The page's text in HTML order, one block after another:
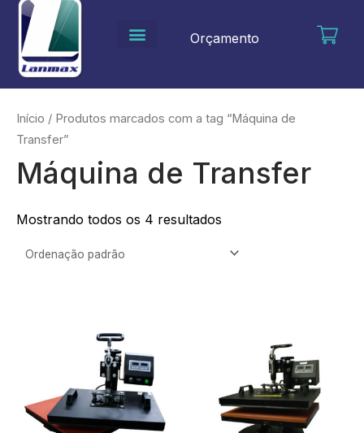
para
conteúdo
Orçamento
Início / Produtos marcados com a tag “Máquina de
Transfer”
Máquina de Transfer
Mostrando todos os 4 resultados